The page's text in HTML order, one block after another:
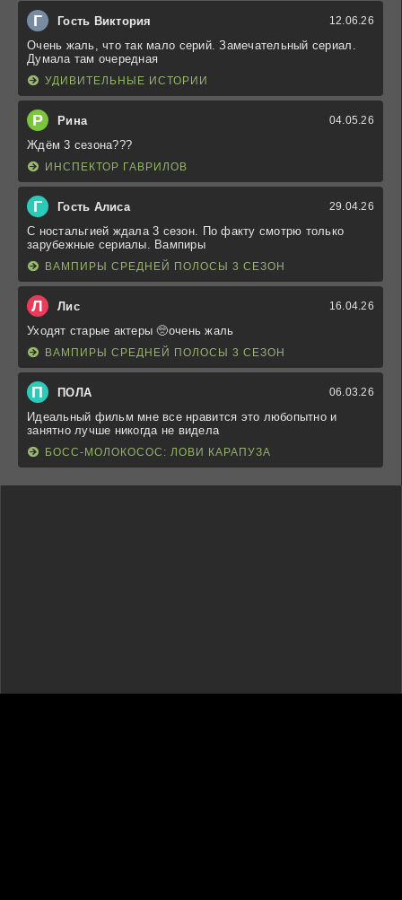
Г Гость Виктория 12.06.26
Очень жаль, что так мало серий. Замечательный сериал.
Думала там очередная
УДИВИТЕЛЬНЫЕ ИСТОРИИ
Р Рина 04.05.26
Ждём 3 сезона???
ИНСПЕКТОР ГАВРИЛОВ
Г Гость Алиса 29.04.26
С ностальгией ждала 3 сезон. По факту смотрю только
зарубежные сериалы. Вампиры
ВАМПИРЫ СРЕДНЕЙ ПОЛОСЫ 3 СЕЗОН
Л Лис 16.04.26
Уходят старые актеры 🥺очень жаль
ВАМПИРЫ СРЕДНЕЙ ПОЛОСЫ 3 СЕЗОН
П ПОЛА 06.03.26
Идеальный фильм мне все нравится это любопытно и
занятно лучше никогда не видела
БОСС-МОЛОКОСОС: ЛОВИ КАРАПУЗА